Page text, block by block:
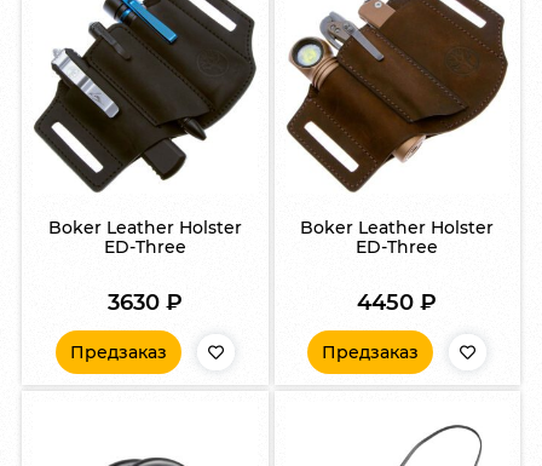
Boker Leather Holster
ED-Three
3630 ₽
Предзаказ
Boker Leather Holster
ED-Three
4450₽
Предзаказ